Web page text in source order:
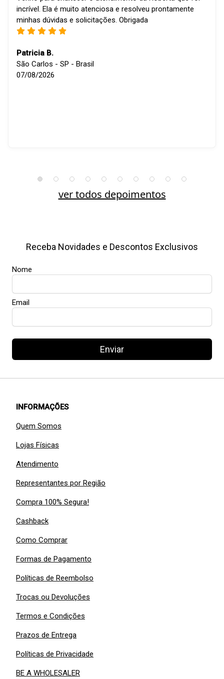
incrível. Ela é muito atenciosa e resolveu prontamente
minhas dúvidas e solicitações. Obrigada
Patricia B.
São Carlos - SP - Brasil
07/08/2026
ver todos depoimentos
Receba Novidades e Descontos Exclusivos
Nome
Email
Enviar
INFORMAÇÕES
Quem Somos
Lojas Físicas
Atendimento
Representantes por Região
Compra 100% Segura!
Cashback
Como Comprar
Formas de Pagamento
Políticas de Reembolso
Trocas ou Devoluções
Termos e Condições
Prazos de Entrega
Políticas de Privacidade
BE A WHOLESALER